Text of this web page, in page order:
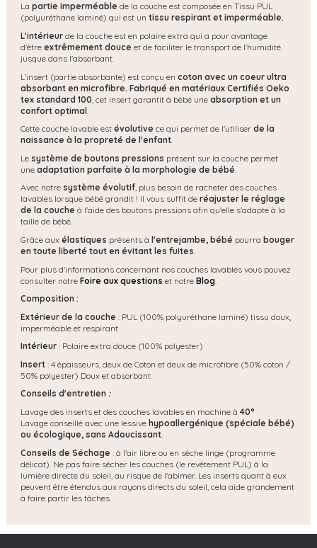
La partie imperméable de la couche est composée en Tissu PUL
(polyuréthane laminé) qui est un tissu respirant et imperméable.
L'intérieur de la couche est en polaire extra qui a pour avantage
d'être extrêmement douce et de faciliter le transport de l'humidité
jusque dans l'absorbant.
L'insert (partie absorbante) est conçu en coton avec un coeur ultra
absorbant en microfibre. Fabriqué en matériaux Certifiés Oeko
tex standard 100 , cet insert garantit à bébé une absorption et un
confort optimal
Cette couche lavable est évolutive ce qui permet de l'utiliser de la
naissance à la propreté de l'enfant.
Le système de boutons pressions présent sur la couche permet
une adaptation parfaite à la morphologie de bébé
Avec notre système évolutif, plus besoin de racheter des couches
lavables lorsque bébé grandit ! Il vous suffit de réajuster le réglage
de la couche à l'aide des boutons pressions afin qu'elle s'adapte à la
taille de bébé.
Grâce aux élastiques présents à l'entrejambe, bébé pourra bouger
en toute liberté tout en évitant les fuites
Pour plus d'informations concernant nos couches lavables vous pouvez
consulter notre Foire aux questions et notre Blog
Composition :
Extérieur de la couche : PUL (100% polyuréthane laminé) tissu doux,
imperméable et respirant
Intérieur : Polaire extra douce (100% polyester)
Insert : 4 épaisseurs, deux de Coton et deux de microfibre (50% coton /
50% polyester) Doux et absorbant.
Conseils d'entretien :
Lavage des inserts et des couches lavables en machine à 40°
Lavage conseillé avec une lessive hypoallergénique (spéciale bébé)
ou écologique, sans Adoucissant.
Conseils de Séchage : à l'air libre ou en sèche linge (programme
délicat). Ne pas faire sécher les couches (le revêtement PUL) à la
lumière directe du soleil, au risque de l'abimer. Les inserts quant à eux
peuvent être étendus aux rayons directs du soleil, cela aide grandement
à faire partir les tâches.